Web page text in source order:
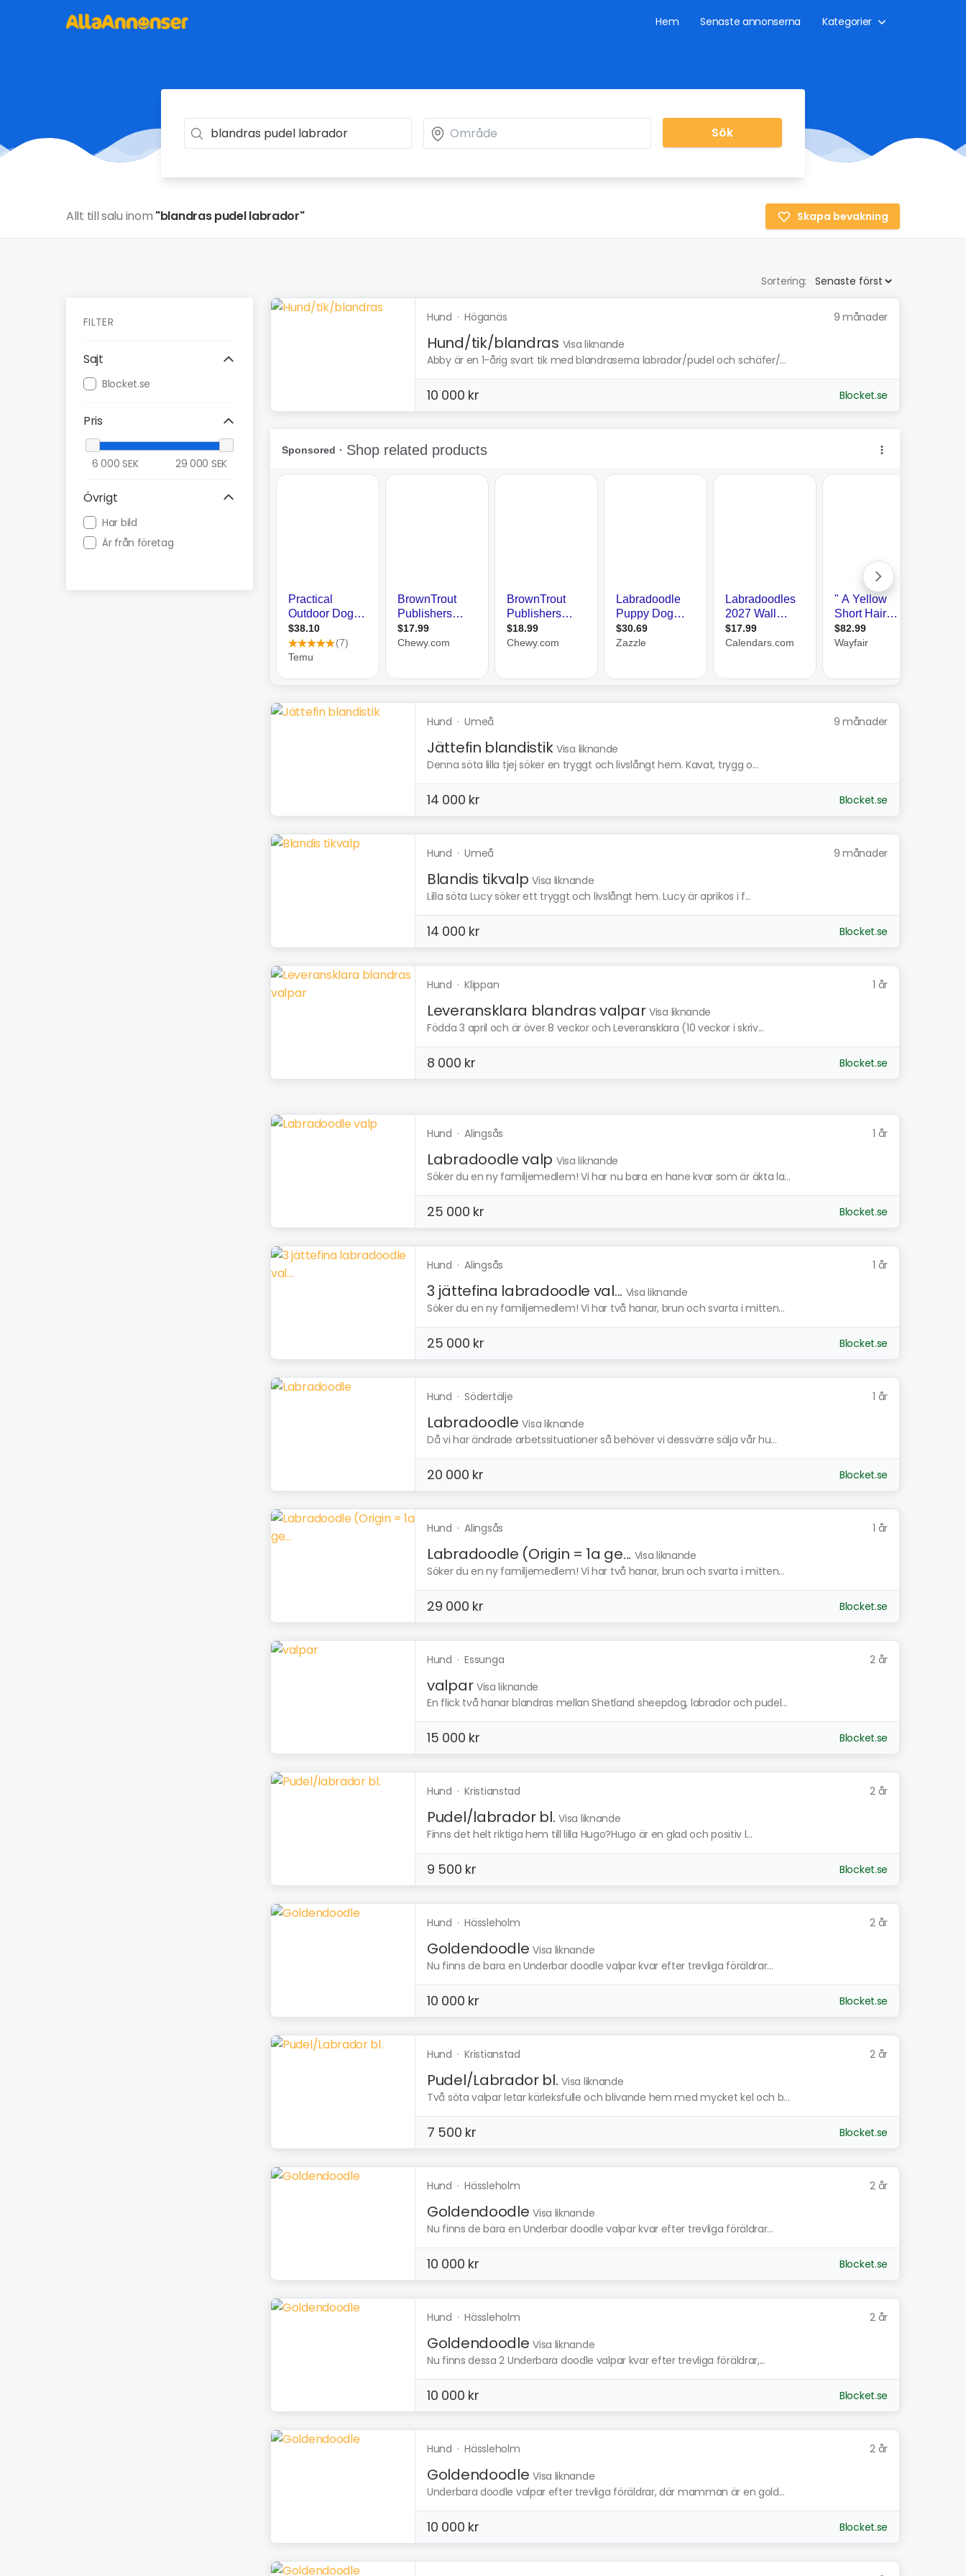
Hem Senaste annonserna Kategorier
Sök
Allt till salu inom "blandras pudel labrador" Skapa bevakning
Sortering:
FILTER
Sajt
Blocket.se
Pris
6 000 SEK 29 000 SEK
Övrigt
Har bild
Är från företag
Hund ·Höganäs 9 månader
Hund/tik/blandras Visa liknande
Abby är en 1-årig svart tik med blandraserna labrador/pudel och schäfer/...
10 000 kr Blocket.se
Hund ·Umeå 9 månader
Jättefin blandistik Visa liknande
Denna söta lilla tjej söker en tryggt och livslångt hem. Kavat, trygg o...
14 000 kr Blocket.se
Hund ·Umeå 9 månader
Blandis tikvalp Visa liknande
Lilla söta Lucy söker ett tryggt och livslångt hem. Lucy är aprikos i f...
14 000 kr Blocket.se
Hund ·Klippan 1 år
Leveransklara blandras valpar Visa liknande
Födda 3 april och är över 8 veckor och Leveransklara (10 veckor i skriv...
8 000 kr Blocket.se
Hund ·Alingsås 1 år
Labradoodle valp Visa liknande
Söker du en ny familjemedlem! Vi har nu bara en hane kvar som är äkta la...
25 000 kr Blocket.se
Hund ·Alingsås 1 år
3 jättefina labradoodle val... Visa liknande
Söker du en ny familjemedlem! Vi har två hanar, brun och svarta i mitten...
25 000 kr Blocket.se
Hund ·Södertälje 1 år
Labradoodle Visa liknande
Då vi har ändrade arbetssituationer så behöver vi dessvärre sälja vår hu...
20 000 kr Blocket.se
Hund ·Alingsås 1 år
Labradoodle (Origin = 1a ge... Visa liknande
Söker du en ny familjemedlem! Vi har två hanar, brun och svarta i mitten...
29 000 kr Blocket.se
Hund ·Essunga 2 år
valpar Visa liknande
En flick två hanar blandras mellan Shetland sheepdog, labrador och pudel...
15 000 kr Blocket.se
Hund ·Kristianstad 2 år
Pudel/labrador bl. Visa liknande
Finns det helt riktiga hem till lilla Hugo?Hugo är en glad och positiv l...
9 500 kr Blocket.se
Hund ·Hässleholm 2 år
Goldendoodle Visa liknande
Nu finns de bara en Underbar doodle valpar kvar efter trevliga föräldrar...
10 000 kr Blocket.se
Hund ·Kristianstad 2 år
Pudel/Labrador bl. Visa liknande
Två söta valpar letar kärleksfulle och blivande hem med mycket kel och b...
7 500 kr Blocket.se
Hund ·Hässleholm 2 år
Goldendoodle Visa liknande
Nu finns de bara en Underbar doodle valpar kvar efter trevliga föräldrar...
10 000 kr Blocket.se
Hund ·Hässleholm 2 år
Goldendoodle Visa liknande
Nu finns dessa 2 Underbara doodle valpar kvar efter trevliga föräldrar,...
10 000 kr Blocket.se
Hund ·Hässleholm 2 år
Goldendoodle Visa liknande
Underbara doodle valpar efter trevliga föräldrar, där mamman är en gold...
10 000 kr Blocket.se